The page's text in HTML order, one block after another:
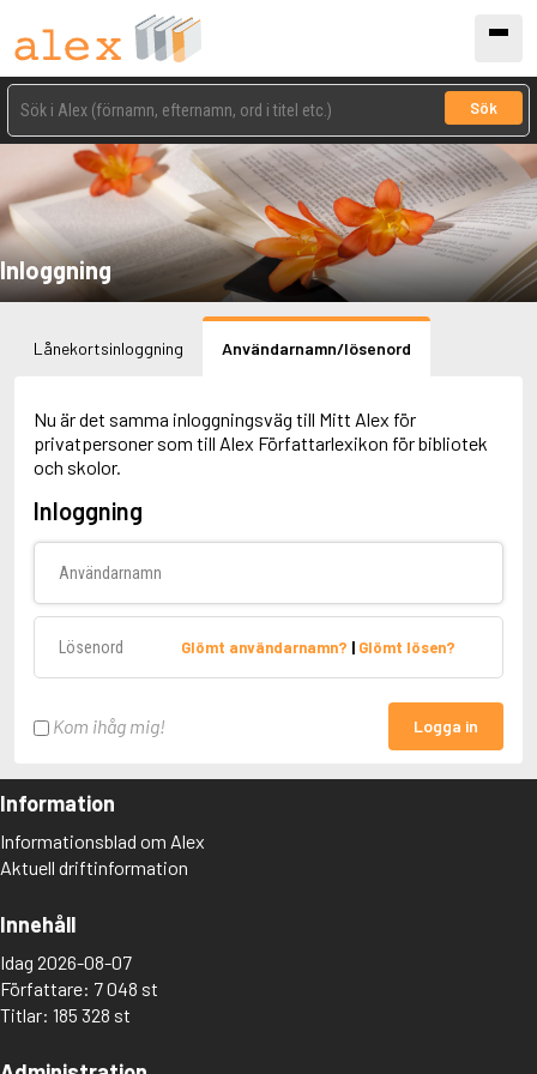
Sök
Inloggning
Lånekortsinloggning Användarnamn/lösenord
Nu är det samma inloggningsväg till Mitt Alex för
privatpersoner som till Alex Författarlexikon för bibliotek
och skolor.
Inloggning
Glömt användarnamn? | Glömt lösen?
Kom ihåg mig! Logga in
Information
Informationsblad om Alex
Aktuell driftinformation
Innehåll
Idag 2026-08-07
Författare: 7 048 st
Titlar: 185 328 st